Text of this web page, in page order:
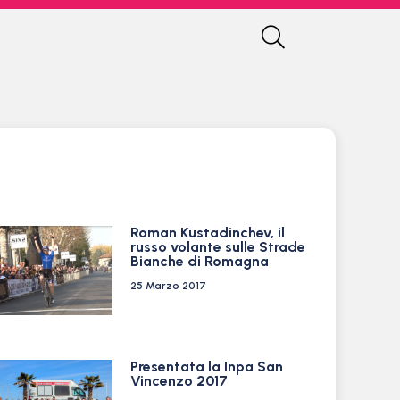
Roman Kustadinchev, il
russo volante sulle Strade
Bianche di Romagna
25 Marzo 2017
Presentata la Inpa San
Vincenzo 2017